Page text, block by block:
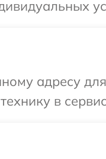
адресу
в